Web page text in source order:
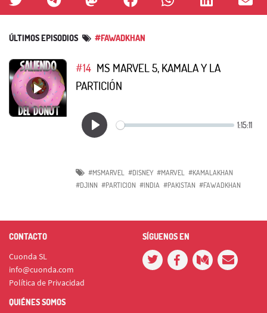
ÚLTIMOS EPISODIOS #FAWADKHAN
#14 MS MARVEL 5, KAMALA Y LA
PARTICIÓN
#MSMARVEL #DISNEY #MARVEL
#KAMALAKHAN
#DJINN #PARTICION #INDIA #PAKISTAN #FAWADKHAN
CONTACTO
Cuonda SL
info@cuonda.com
Política de Privacidad
SÍGUENOS EN
QUIÉNES SOMOS